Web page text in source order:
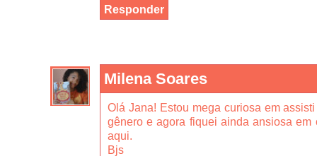
Responder
Milena Soares
Olá Jana! Estou mega curiosa em
gênero e agora fiquei ainda ansiosa
aqui.
Bjs